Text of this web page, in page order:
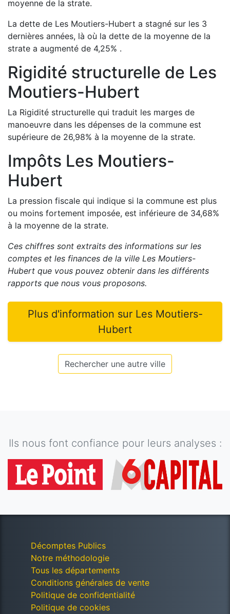
moyenne de la strate.
La dette de Les Moutiers-Hubert a stagné sur les 3
dernières années, là où la dette de la moyenne de la
strate a augmenté de 4,25% .
Rigidité structurelle de Les
Moutiers-Hubert
La Rigidité structurelle qui traduit les marges de
manoeuvre dans les dépenses de la commune est
supérieure de 26,98% à la moyenne de la strate.
Impôts Les Moutiers-
Hubert
La pression fiscale qui indique si la commune est plus
ou moins fortement imposée, est inférieure de 34,68%
à la moyenne de la strate.
Ces chiffres sont extraits des informations sur les
comptes et les finances de la ville Les Moutiers-
Hubert que vous pouvez obtenir dans les différents
rapports que nous vous proposons.
Plus d'information sur Les Moutiers-
Hubert
Rechercher une autre ville
Ils nous font confiance pour leurs analyses :
Décomptes Publics
Notre méthodologie
Tous les départements
Conditions générales de vente
Politique de confidentialité
Politique de cookies